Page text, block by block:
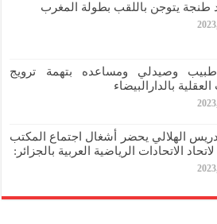
طنجة يتوجن باللقب بطولة المغرب
وصيدلي ومساعده بتهمة ترويج
العقلية بالدارالبيضاء
الهلالي يحضر أشغال اجتماع المكتب
الاتحادات الرياضية العربية بالجزائر: